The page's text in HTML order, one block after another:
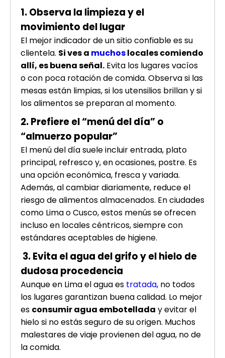
1. Observa la limpieza y el
movimiento del lugar
El mejor indicador de un sitio confiable es su
clientela. Si ves a muchoslocales comiendo
allí, es buena señal. Evita los lugares vacíos
o con poca rotación de comida. Observa si las
mesas están limpias, si los utensilios brillan y si
los alimentos se preparan al momento.
2. Prefiere el “menú del día” o
“almuerzo popular”
El menú del día suele incluir entrada, plato
principal, refresco y, en ocasiones, postre. Es
una opción económica, fresca y variada.
Además, al cambiar diariamente, reduce el
riesgo de alimentos almacenados. En ciudades
como Lima o Cusco, estos menús se ofrecen
incluso en locales céntricos, siempre con
estándares aceptables de higiene.
3. Evita el agua del grifo y el hielo de
dudosa procedencia
Aunque en Lima el agua es tratada, no todos
los lugares garantizan buena calidad. Lo mejor
es consumir agua embotellada y evitar el
hielo si no estás seguro de su origen. Muchos
malestares de viaje provienen del agua, no de
la comida.